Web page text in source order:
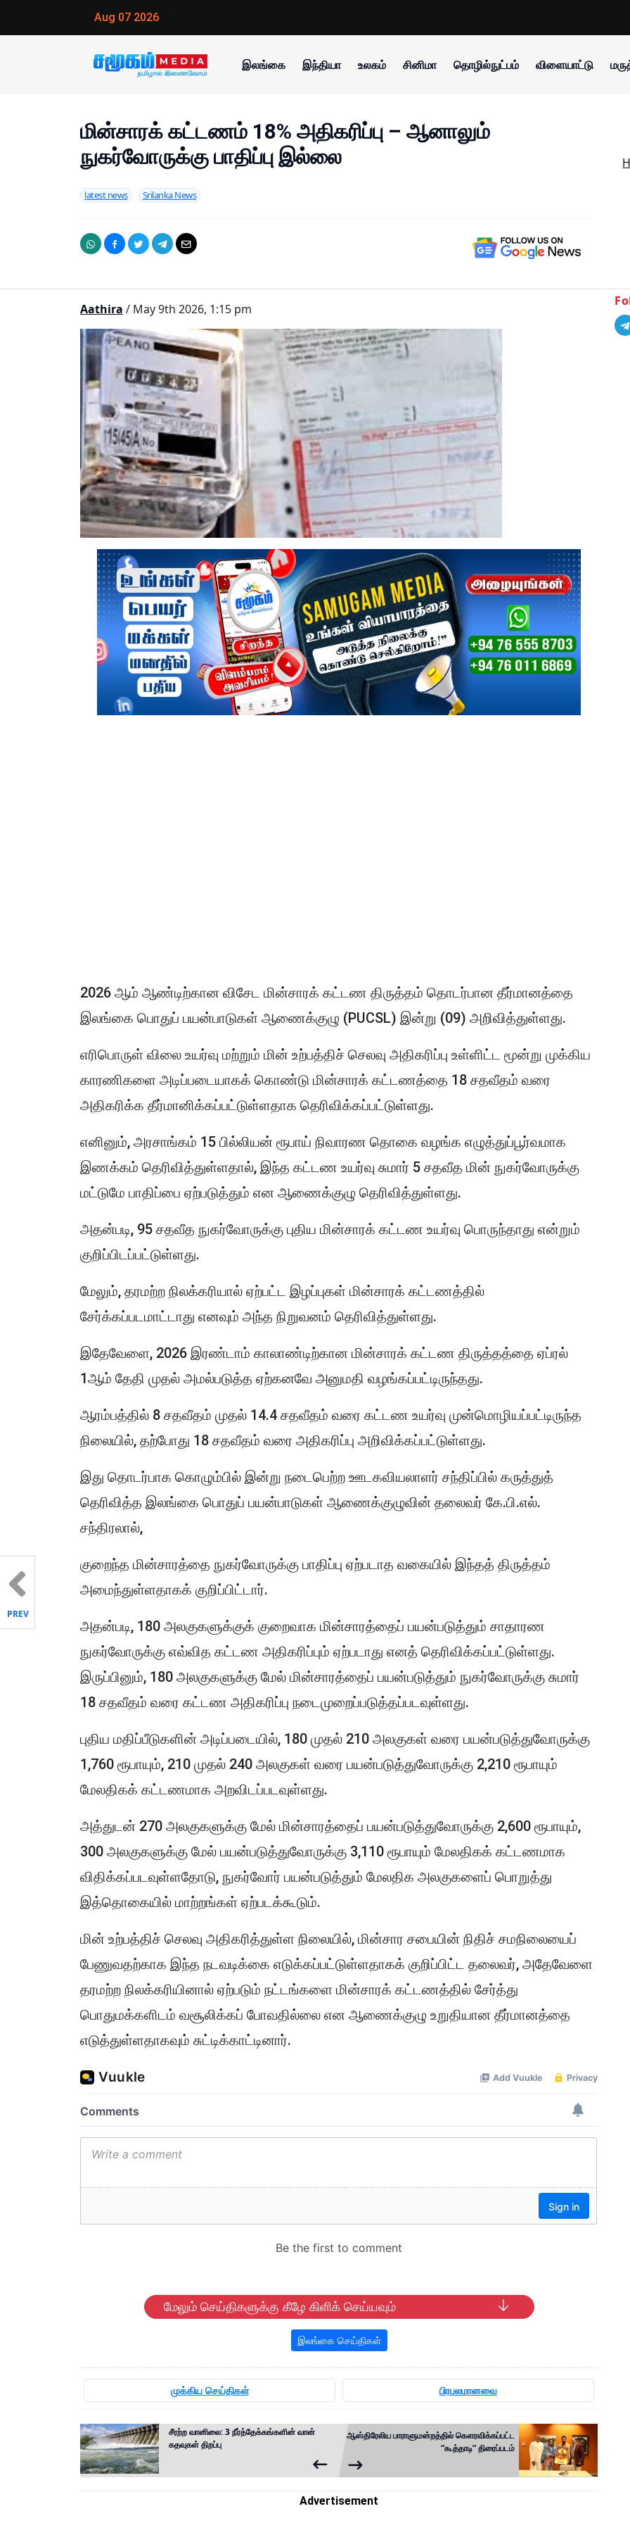
Aug 07 2026
இலங்கை இந்தியா உலகம் சினிமா தொழில்நுட்பம் விளையாட்டு
மின்சாரக் கட்டணம் 18% அதிகரிப்பு – ஆனாலும்
நுகர்வோருக்கு பாதிப்பு இல்லை
latest news Srilanka News
Aathira / May 9th 2026, 1:15 pm
2026 ஆம் ஆண்டிற்கான விசேட மின்சாரக் கட்டண திருத்தம் தொடர்பான தீர்மானத்தை
இலங்கை பொதுப் பயன்பாடுகள் ஆணைக்குழு (PUCSL) இன்று (09) அறிவித்துள்ளது.
எரிபொருள் விலை உயர்வு மற்றும் மின் உற்பத்திச் செலவு அதிகரிப்பு உள்ளிட்ட மூன்று முக்கிய
காரணிகளை அடிப்படையாகக் கொண்டு மின்சாரக் கட்டணத்தை 18 சதவீதம் வரை
அதிகரிக்க தீர்மானிக்கப்பட்டுள்ளதாக தெரிவிக்கப்பட்டுள்ளது.
எனினும், அரசாங்கம் 15 பில்லியன் ரூபாய் நிவாரண தொகை வழங்க எழுத்துப்பூர்வமாக
இணக்கம் தெரிவித்துள்ளதால், இந்த கட்டண உயர்வு சுமார் 5 சதவீத மின் நுகர்வோருக்கு
மட்டுமே பாதிப்பை ஏற்படுத்தும் என ஆணைக்குழு தெரிவித்துள்ளது.
அதன்படி, 95 சதவீத நுகர்வோருக்கு புதிய மின்சாரக் கட்டண உயர்வு பொருந்தாது என்றும்
குறிப்பிடப்பட்டுள்ளது.
மேலும், தரமற்ற நிலக்கரியால் ஏற்பட்ட இழப்புகள் மின்சாரக் கட்டணத்தில்
சேர்க்கப்படமாட்டாது எனவும் அந்த நிறுவனம் தெரிவித்துள்ளது.
இதேவேளை, 2026 இரண்டாம் காலாண்டிற்கான மின்சாரக் கட்டண திருத்தத்தை ஏப்ரல்
1ஆம் தேதி முதல் அமல்படுத்த ஏற்கனவே அனுமதி வழங்கப்பட்டிருந்தது.
ஆரம்பத்தில் 8 சதவீதம் முதல் 14.4 சதவீதம் வரை கட்டண உயர்வு முன்மொழியப்பட்டிருந்த
நிலையில், தற்போது 18 சதவீதம் வரை அதிகரிப்பு அறிவிக்கப்பட்டுள்ளது.
இது தொடர்பாக கொழும்பில் இன்று நடைபெற்ற ஊடகவியலாளர் சந்திப்பில் கருத்துத்
தெரிவித்த இலங்கை பொதுப் பயன்பாடுகள் ஆணைக்குழுவின் தலைவர் கே.பி.எல்.
சந்திரலால்,
குறைந்த மின்சாரத்தை நுகர்வோருக்கு பாதிப்பு ஏற்படாத வகையில் இந்தத் திருத்தம்
அமைந்துள்ளதாகக் குறிப்பிட்டார்.
அதன்படி, 180 அலகுகளுக்குக் குறைவாக மின்சாரத்தைப் பயன்படுத்தும் சாதாரண
நுகர்வோருக்கு எவ்வித கட்டண அதிகரிப்பும் ஏற்படாது எனத் தெரிவிக்கப்பட்டுள்ளது.
இருப்பினும், 180 அலகுகளுக்கு மேல் மின்சாரத்தைப் பயன்படுத்தும் நுகர்வோருக்கு சுமார்
18 சதவீதம் வரை கட்டண அதிகரிப்பு நடைமுறைப்படுத்தப்படவுள்ளது.
புதிய மதிப்பீடுகளின் அடிப்படையில், 180 முதல் 210 அலகுகள் வரை பயன்படுத்துவோருக்கு
1,760 ரூபாயும், 210 முதல் 240 அலகுகள் வரை பயன்படுத்துவோருக்கு 2,210 ரூபாயும்
மேலதிகக் கட்டணமாக அறவிடப்படவுள்ளது.
அத்துடன் 270 அலகுகளுக்கு மேல் மின்சாரத்தைப் பயன்படுத்துவோருக்கு 2,600 ரூபாயும்,
300 அலகுகளுக்கு மேல் பயன்படுத்துவோருக்கு 3,110 ரூபாயும் மேலதிகக் கட்டணமாக
விதிக்கப்படவுள்ளதோடு, நுகர்வோர் பயன்படுத்தும் மேலதிக அலகுகளைப் பொறுத்து
இத்தொகையில் மாற்றங்கள் ஏற்படக்கூடும்.
மின் உற்பத்திச் செலவு அதிகரித்துள்ள நிலையில், மின்சார சபையின் நிதிச் சமநிலையைப்
பேணுவதற்காக இந்த நடவடிக்கை எடுக்கப்பட்டுள்ளதாகக் குறிப்பிட்ட தலைவர், அதேவேளை
தரமற்ற நிலக்கரியினால் ஏற்படும் நட்டங்களை மின்சாரக் கட்டணத்தில் சேர்த்து
பொதுமக்களிடம் வசூலிக்கப் போவதில்லை என ஆணைக்குழு உறுதியான தீர்மானத்தை
எடுத்துள்ளதாகவும் சுட்டிக்காட்டினார்.
மேலும் செய்திகளுக்கு கீழே கிளிக் செய்யவும்
இலங்கை செய்திகள்
முக்கிய செய்திகள் பிரபலமானவை
சீரற்ற வானிலை: 3 நீர்த்தேக்கங்களின் வான்
கதவுகள் திறப்பு
ஆஸ்திரேலிய பாராளுமன்றத்தில் கௌரவிக்கப்பட்ட
“கூத்தாடி” திரைப்படம்
PREV
Advertisement